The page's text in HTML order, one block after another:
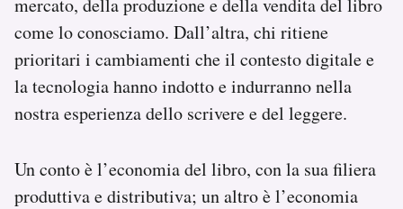
come lo conosciamo. Dall’altra, chi ritiene
prioritari i cambiamenti che il contesto digitale e
la tecnologia hanno indotto e indurranno nella
nostra esperienza dello scrivere e del leggere.
Un conto è l’economia del libro, con la sua filiera
produttiva e distributiva; un altro è l’economia